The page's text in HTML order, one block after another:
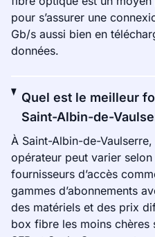
pour s’assurer une
Gb/s aussi bien en
données.
Quel est le meilleur
Saint-Albin-de-
À Saint-Albin-de-
opérateur peut varier
fournisseurs d’accès
gammes d’abonnements
des matériels et des prix
box fibre les moins chères